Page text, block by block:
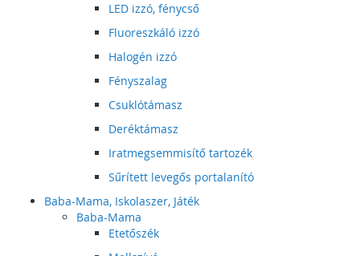
LED izzó, fénycső
Fluoreszkáló izzó
Halogén izzó
Fényszalag
Csuklótámasz
Deréktámasz
Iratmegsemmisítő tartozék
Sűrített levegős portalanító
Baba-Mama, Iskolaszer, Játék
Baba-Mama
Etetőszék